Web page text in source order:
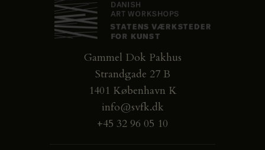
Gammel Dok Pakhus
Strandgade 27 B
1401 København K
info@svfk.dk
+45 32 96 05 10